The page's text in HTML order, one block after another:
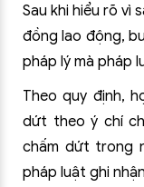
Sau khi hiểu rõ vì
đồng lao động,
pháp lý mà pháp
Theo quy định,
dứt theo ý chí
chấm dứt trong
pháp luật ghi